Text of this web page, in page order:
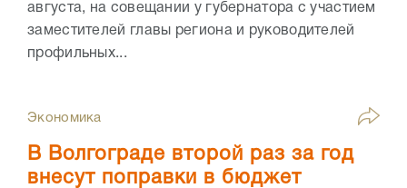
августа, на совещании у губернатора с участием
заместителей главы региона и руководителей
профильных...
Экономика
В Волгограде второй раз за год
внесут поправки в бюджет